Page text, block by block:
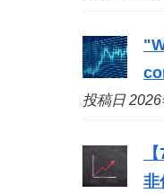
投稿日 2026
非